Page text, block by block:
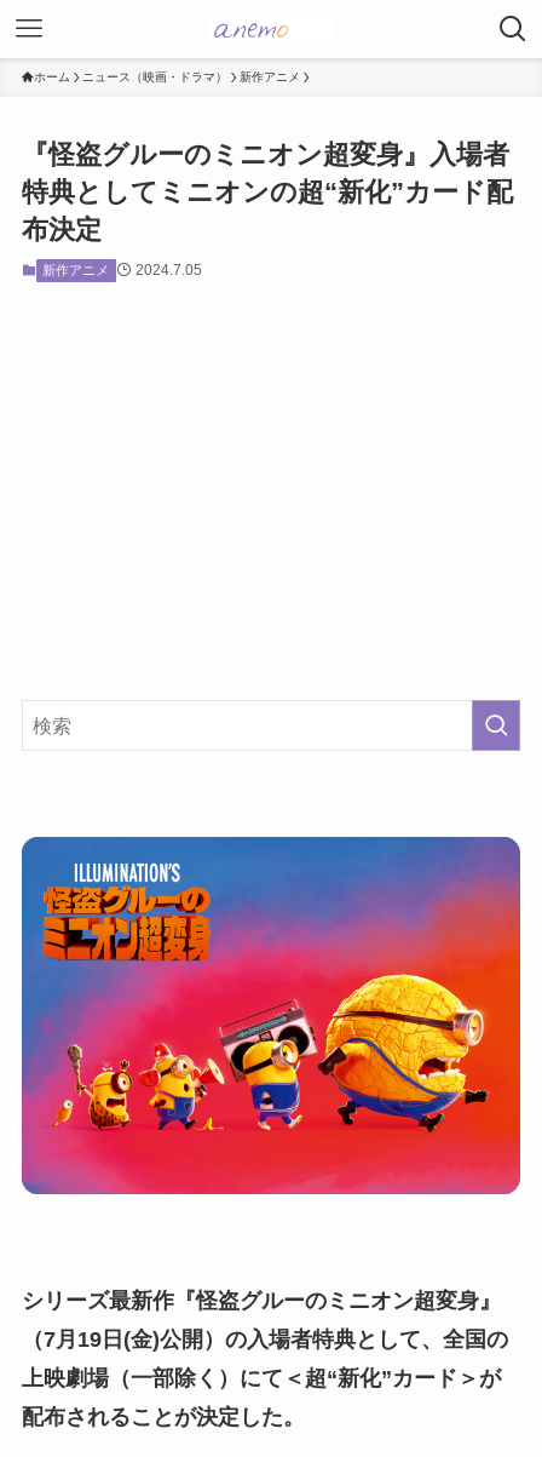
ホーム ニュース（映画・ドラマ） 新作アニメ
『怪盗グルーのミニオン超変身』入場者
特典としてミニオンの超“新化”カード配
布決定
新作アニメ 2024.7.05
シリーズ最新作『怪盗グルーのミニオン超変身』
（7月19日(金)公開）の入場者特典として、全国の
上映劇場（一部除く）にて＜超“新化”カード＞が
配布されることが決定した。